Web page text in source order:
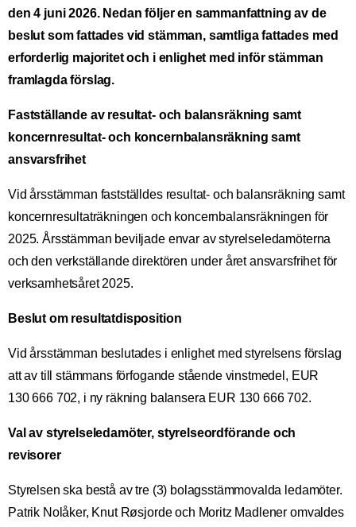
den 4 juni 2026. Nedan följer en sammanfattning av de
beslut som fattades vid stämman, samtliga fattades med
erforderlig majoritet och i enlighet med inför stämman
framlagda förslag.
Fastställande av resultat- och balansräkning samt
koncernresultat- och koncernbalansräkning samt
ansvarsfrihet
Vid årsstämman fastställdes resultat- och balansräkning samt
koncernresultaträkningen och koncernbalansräkningen för
2025. Årsstämman beviljade envar av styrelseledamöterna
och den verkställande direktören under året ansvarsfrihet för
verksamhetsåret 2025.
Beslut om resultatdisposition
Vid årsstämman beslutades i enlighet med styrelsens förslag
att av till stämmans förfogande stående vinstmedel, EUR
130 666 702, i ny räkning balansera EUR 130 666 702.
Val av styrelseledamöter, styrelseordförande och
revisorer
Styrelsen ska bestå av tre (3) bolagsstämmovalda ledamöter.
Patrik Nolåker, Knut Røsjorde och Moritz Madlener omvaldes